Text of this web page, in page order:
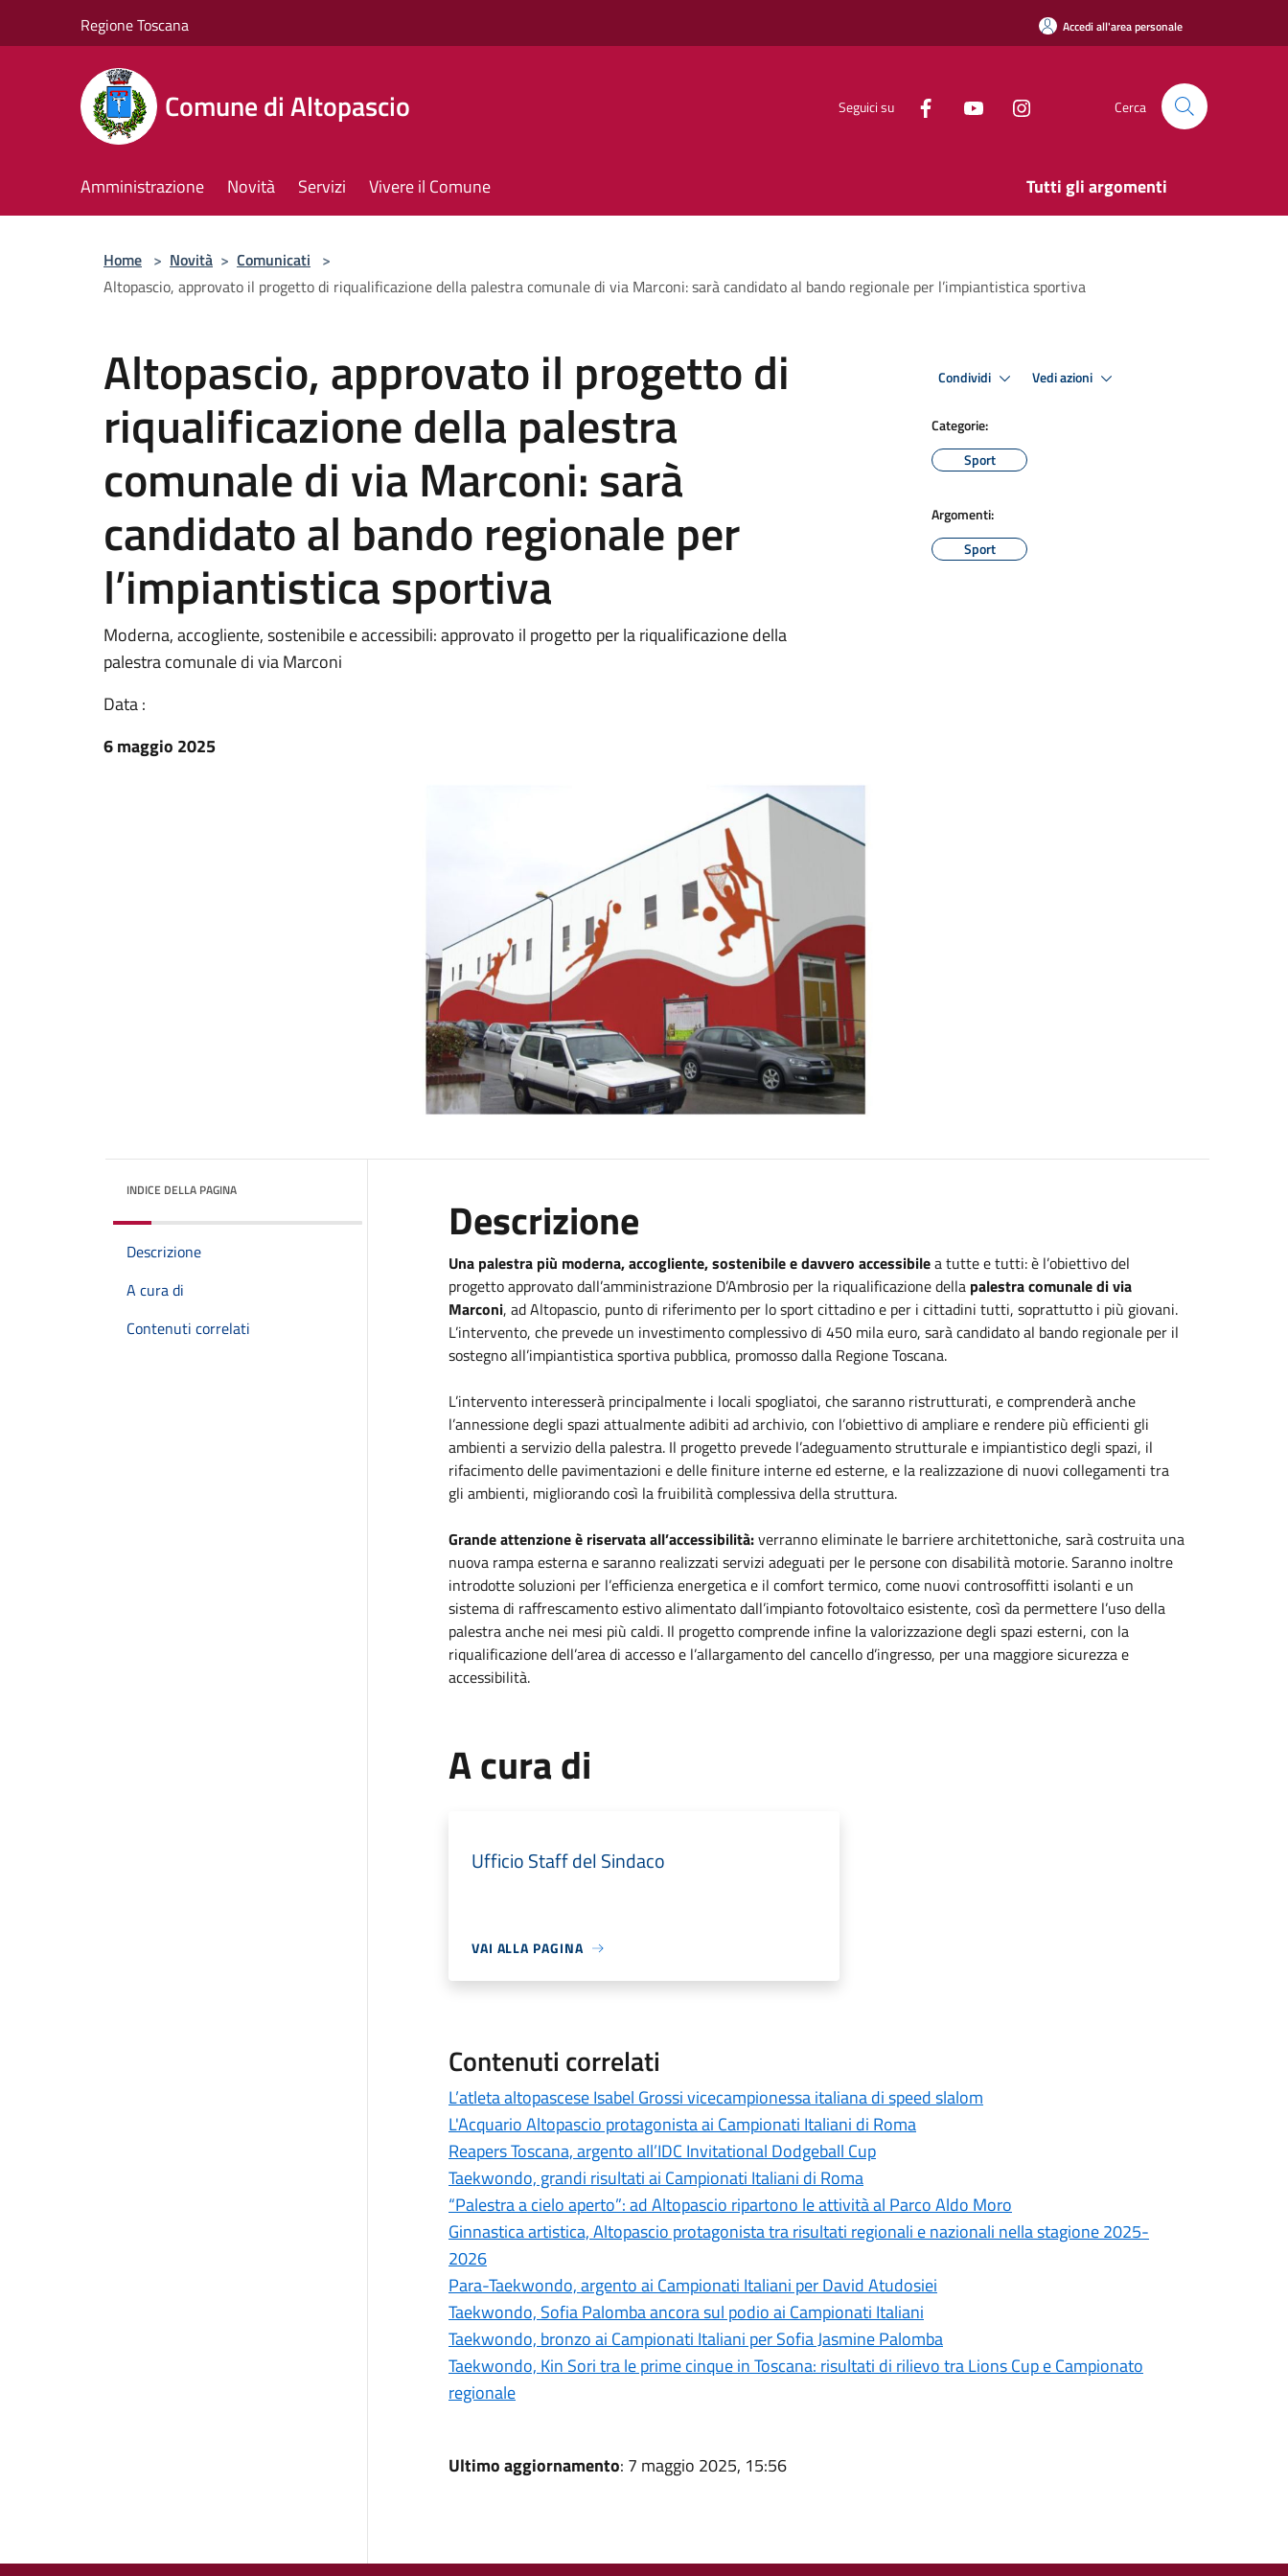
Regione Toscana Accedi all'area personale
Comune di Altopascio Seguici su Cerca
Amministrazione Novità Servizi Vivere il Comune Tutti gli argomenti
Home > Novità > Comunicati >
Altopascio, approvato il progetto di riqualificazione della palestra comunale di via Marconi: sarà candidato al bando regionale per l’impiantistica sportiva
Altopascio, approvato il progetto di
riqualificazione della palestra
comunale di via Marconi: sarà
candidato al bando regionale per
l’impiantistica sportiva
Moderna, accogliente, sostenibile e accessibili: approvato il progetto per la riqualificazione della
palestra comunale di via Marconi
Data :
6 maggio 2025
Condividi Vedi azioni
Categorie:
Sport
Argomenti:
Sport
INDICE DELLA PAGINA
Descrizione
A cura di
Contenuti correlati
Descrizione
Una palestra più moderna, accogliente, sostenibile e davvero accessibilea tutte e tutti: è l’obiettivo del
progetto approvato dall’amministrazione D’Ambrosio per la riqualificazione della palestra comunale di via
Marconi, ad Altopascio, punto di riferimento per lo sport cittadino e per i cittadini tutti, soprattutto i più giovani.
L’intervento, che prevede un investimento complessivo di 450 mila euro, sarà candidato al bando regionale per il
sostegno all’impiantistica sportiva pubblica, promosso dalla Regione Toscana.
L’intervento interesserà principalmente i locali spogliatoi, che saranno ristrutturati, e comprenderà anche
l’annessione degli spazi attualmente adibiti ad archivio, con l’obiettivo di ampliare e rendere più efficienti gli
ambienti a servizio della palestra. Il progetto prevede l’adeguamento strutturale e impiantistico degli spazi, il
rifacimento delle pavimentazioni e delle finiture interne ed esterne, e la realizzazione di nuovi collegamenti tra
gli ambienti, migliorando così la fruibilità complessiva della struttura.
Grande attenzione è riservata all’accessibilità:verranno eliminate le barriere architettoniche, sarà costruita una
nuova rampa esterna e saranno realizzati servizi adeguati per le persone con disabilità motorie. Saranno inoltre
introdotte soluzioni per l’efficienza energetica e il comfort termico, come nuovi controsoffitti isolanti e un
sistema di raffrescamento estivo alimentato dall’impianto fotovoltaico esistente, così da permettere l’uso della
palestra anche nei mesi più caldi. Il progetto comprende infine la valorizzazione degli spazi esterni, con la
riqualificazione dell’area di accesso e l’allargamento del cancello d’ingresso, per una maggiore sicurezza e
accessibilità.
A cura di
Ufficio Staff del Sindaco
VAI ALLA PAGINA
Contenuti correlati
L’atleta altopascese Isabel Grossi vicecampionessa italiana di speed slalom
L'Acquario Altopascio protagonista ai Campionati Italiani di Roma
Reapers Toscana, argento all’IDC Invitational Dodgeball Cup
Taekwondo, grandi risultati ai Campionati Italiani di Roma
“Palestra a cielo aperto”: ad Altopascio ripartono le attività al Parco Aldo Moro
Ginnastica artistica, Altopascio protagonista tra risultati regionali e nazionali nella stagione 2025-
2026
Para-Taekwondo, argento ai Campionati Italiani per David Atudosiei
Taekwondo, Sofia Palomba ancora sul podio ai Campionati Italiani
Taekwondo, bronzo ai Campionati Italiani per Sofia Jasmine Palomba
Taekwondo, Kin Sori tra le prime cinque in Toscana: risultati di rilievo tra Lions Cup e Campionato
regionale
Ultimo aggiornamento: 7 maggio 2025, 15:56